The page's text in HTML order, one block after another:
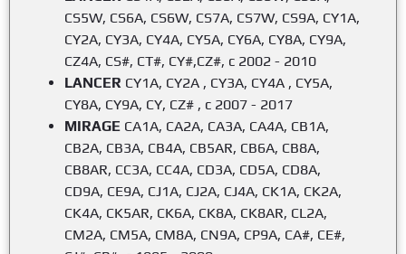
CS5W, CS6A, CS6W, CS7A, CS7W, CS9A, CY1A,
CY2A, CY3A, CY4A, CY5A, CY6A, CY8A, CY9A,
CZ4A, CS#, CT#, CY#,CZ#, с 2002 - 2010
LANCER CY1A, CY2A , CY3A, CY4A , CY5A,
CY8A, CY9A, CY, CZ# , с 2007 - 2017
MIRAGE CA1A, CA2A, CA3A, CA4A, CB1A,
CB2A, CB3A, CB4A, CB5AR, CB6A, CB8A,
CB8AR, CC3A, CC4A, CD3A, CD5A, CD8A,
CD9A, CE9A, CJ1A, CJ2A, CJ4A, CK1A, CK2A,
CK4A, CK5AR, CK6A, CK8A, CK8AR, CL2A,
CM2A, CM5A, CM8A, CN9A, CP9A, CA#, CE#,